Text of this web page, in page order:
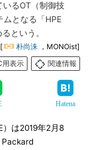
いるOT（制御技
となる「HPE
という。
[ 朴尚洙 ，MONOist]
用表示
関連情報
Hatena
は2019年2月8
Packard